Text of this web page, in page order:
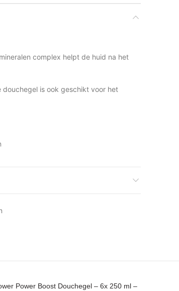
complex helpt de huid na het
is ook geschikt voor het
Power Boost Douchegel – 6x 250 ml –